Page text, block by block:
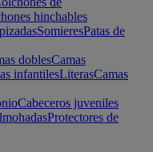
hinchables
SomieresPatas de
doblesCamas
infantilesLiterasCamas
Cabeceros juveniles
Protectores de